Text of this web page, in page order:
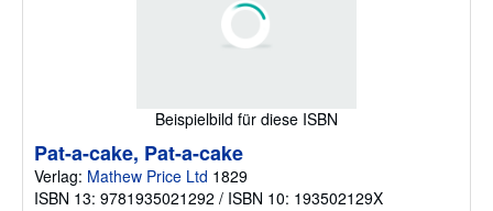
Beispielbild für diese ISBN
Pat-a-cake, Pat-a-cake
Verlag: Mathew Price Ltd 1829
ISBN 13: 9781935021292 / ISBN 10: 193502129X